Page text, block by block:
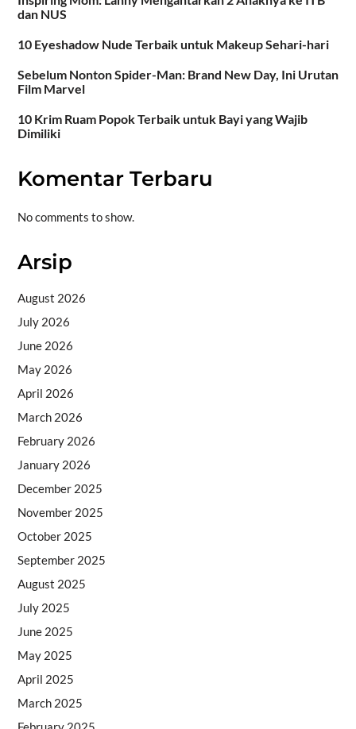
dan NUS
10 Eyeshadow Nude Terbaik untuk Makeup Sehari-hari
Sebelum Nonton Spider-Man: Brand New Day, Ini Urutan
Film Marvel
10 Krim Ruam Popok Terbaik untuk Bayi yang Wajib
Dimiliki
Komentar Terbaru
No comments to show.
Arsip
August 2026
July 2026
June 2026
May 2026
April 2026
March 2026
February 2026
January 2026
December 2025
November 2025
October 2025
September 2025
August 2025
July 2025
June 2025
May 2025
April 2025
March 2025